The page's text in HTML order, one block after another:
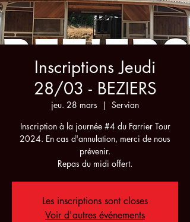
Inscriptions Jeudi
28/03 - BEZIERS
jeu. 28 mars
  |
Servian
Inscription à la journée #4 du Farrier Tour
2024. En cas d'annulation, merci de nous
prévenir.
Repas du midi offert.
Les inscriptions sont closes
Voir d'autres événements